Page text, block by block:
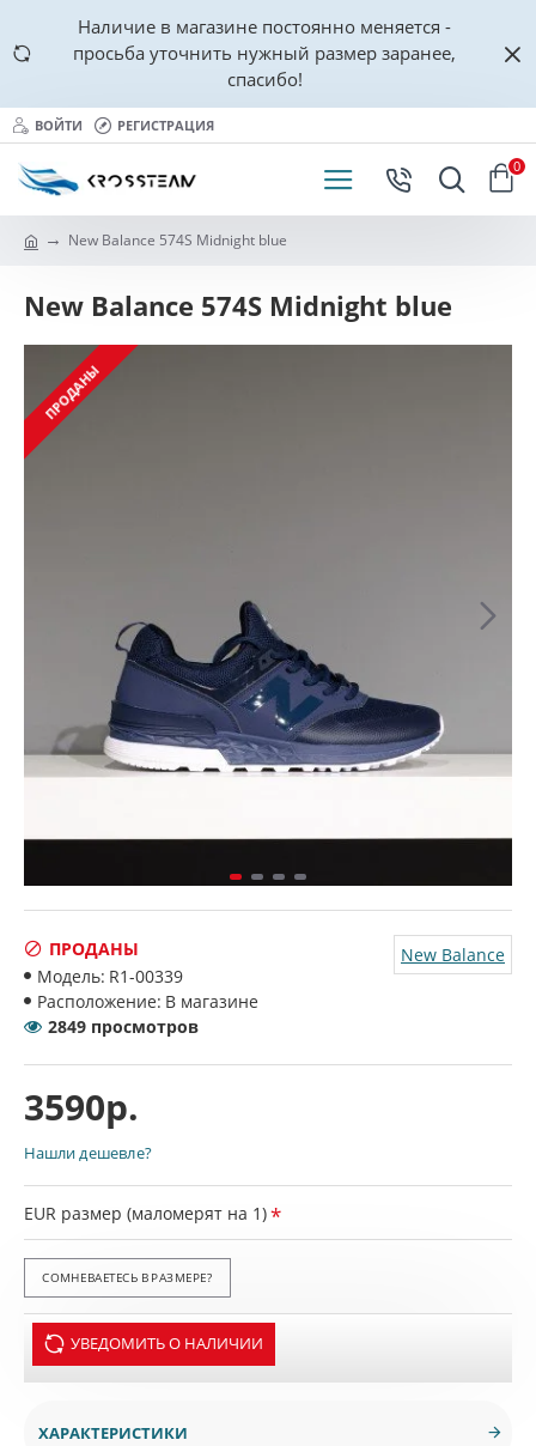
Наличие в магазине постоянно меняется -
просьба уточнить нужный размер заранее,
спасибо!
ВОЙТИ РЕГИСТРАЦИЯ
0
New Balance 574S Midnight blue
New Balance 574S Midnight blue
ПРОДАНЫ
3590р.
ПРОДАНЫ
Модель: R1-00339
Расположение: В магазине
New Balance
2849 просмотров
EUR размер (маломерят на 1)
УВЕДОМИТЬ О НАЛИЧИИ
Нашли дешевле?
ХАРАКТЕРИСТИКИ
СОМНЕВАЕТЕСЬ В РАЗМЕРЕ?